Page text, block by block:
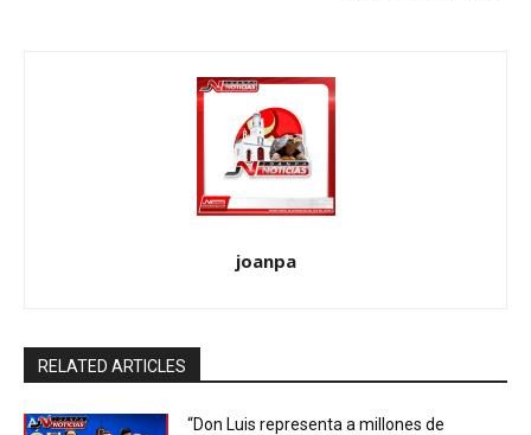
joanpa
RELATED ARTICLES
“Don Luis representa a millones de